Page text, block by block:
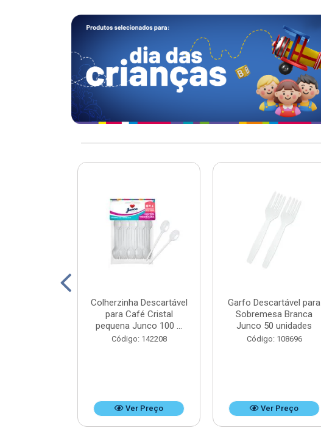
Colherzinha Descartável
para Café Cristal
pequena Junco 100 ...
Código: 142208
Ver Preço
Garfo Descartável para
Sobremesa Branca
Junco 50 unidades
Código: 108696
Ver Preço